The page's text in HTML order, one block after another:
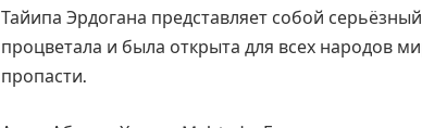
Тайипа Эрдогана представляет собой
процветала и была открыта для всех народов
пропасти.